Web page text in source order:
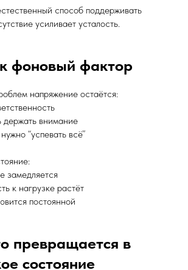
способ поддерживать
усиливает усталость.
фоновый фактор
напряжение остаётся:
держать внимание
“успевать всё”
замедляется
к нагрузке растёт
постоянной
превращается в
состояние